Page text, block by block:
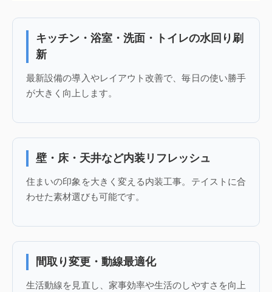
キッチン・浴室・洗面・トイレの水回り刷
新
最新設備の導入やレイアウト改善で、毎日の使い勝手
が大きく向上します。
壁・床・天井など内装リフレッシュ
住まいの印象を大きく変える内装工事。テイストに合
わせた素材選びも可能です。
間取り変更・動線最適化
生活動線を見直し、家事効率や生活のしやすさを向上